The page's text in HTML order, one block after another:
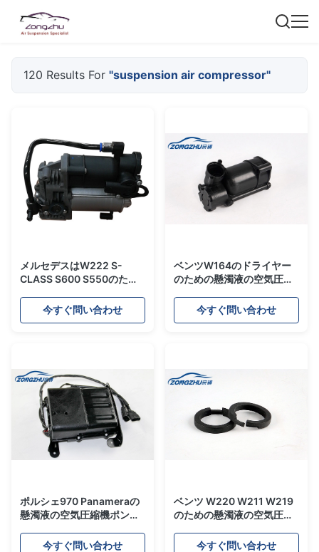
120 Results For "suspension air compressor"
メルセデスはW222 S-
CLASS S600 S550のため
気乗車ポンプを乾燥します
今すぐ問い合わせ
ベンツW164のドライヤー
のための懸濁液の空気圧縮
ラスチック ボディ
今すぐ問い合わせ
ポルシェ970 Panameraの
懸濁液の空気圧縮機ポンプ
97035815109
今すぐ問い合わせ
ベンツ W220 W211 W219
のための懸濁液の空気圧縮
ストン・リング
今すぐ問い合わせ